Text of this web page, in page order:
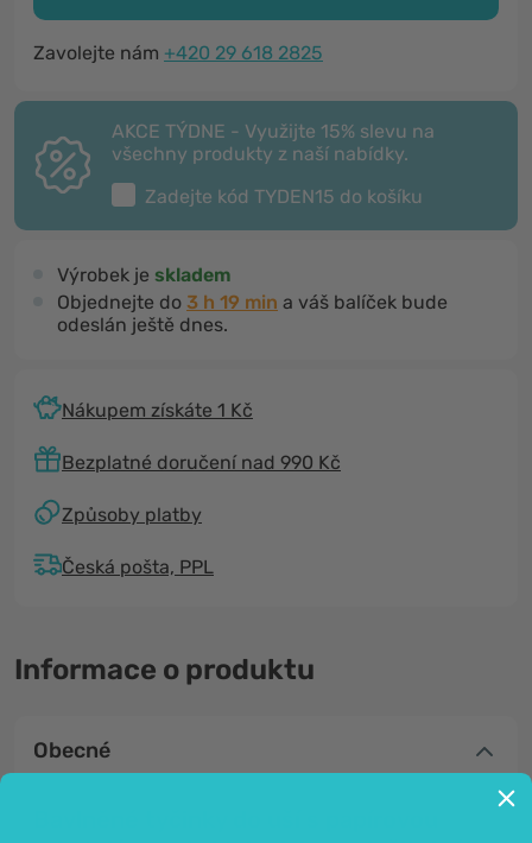
Zavolejte nám +420 29 618 2825
AKCE TÝDNE - Využijte 15% slevu na
všechny produkty z naší nabídky.
Zadejte kód TYDEN15 do košíku
Výrobek je skladem
Objednejte do 3 h 19 min a váš balíček bude
odeslán ještě dnes.
Nákupem získáte 1 Kč
Bezplatné doručení nad 990 Kč
Způsoby platby
Česká pošta, PPL
Informace o produktu
Obecné